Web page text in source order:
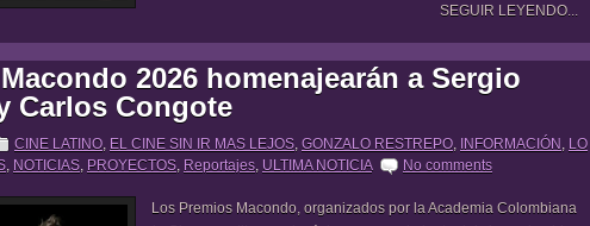
SEGUIR LEYENDO...
2026 homenajearán a Sergio
Carlos Congote
CINE LATINO, EL CINE SIN IR MAS LEJOS, GONZALO RESTREPO, INFORMACIÓN , LO
, NOTICIAS, PROYECTOS, Reportajes, ULTIMA NOTICIA No comments
Los Premios Macondo, organizados por la Academia Colombiana